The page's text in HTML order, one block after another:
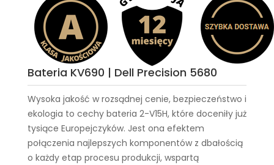
Bateria KV690 | Dell Precision 5680
Wysoka jakość w rozsądnej cenie, bezpieczeństwo i
ekologia to cechy bateria 2-V15H, które doceniły już
tysiące Europejczyków. Jest ona efektem
połączenia najlepszych komponentów z dbałością
o każdy etap procesu produkcji, wspartą